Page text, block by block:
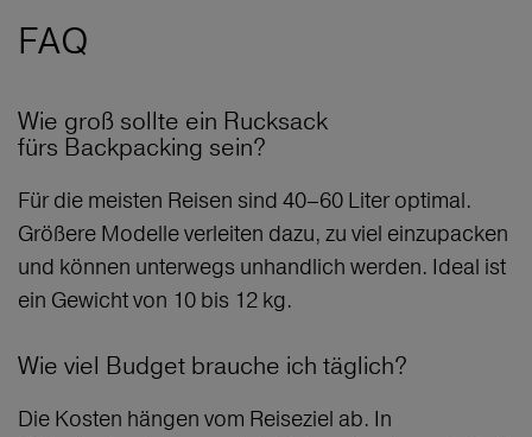
FAQ
Wie groß sollte ein Rucksack
fürs Backpacking sein?
Für die meisten Reisen sind 40–60 Liter optimal.
Größere Modelle verleiten dazu, zu viel einzupacken
und können unterwegs unhandlich werden. Ideal ist
ein Gewicht von 10 bis 12 kg.
Wie viel Budget brauche ich täglich?
Die Kosten hängen vom Reiseziel ab. In